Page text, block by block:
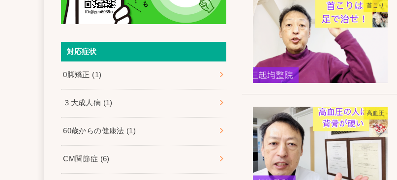
首こり
高血圧
対応症状
0脚矯正 (1)
３大成人病 (1)
60歳からの健康法 (1)
CM関節症 (6)